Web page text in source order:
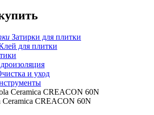
Затирки для плитки
для плитки
и уход
Ceramica CREACON 60N